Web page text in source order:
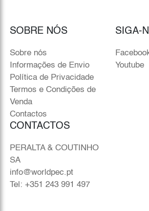
SOBRE NÓS
Sobre nós
Informações de Envio
Política de Privacidade
Termos e Condições de
Venda
Contactos
SIGA-
Youtube
CONTACTOS
PERALTA & COUTINHO
SA
info@worldpec.pt
Tel: +351 243 991 497